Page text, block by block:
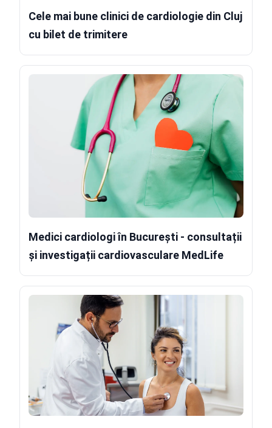
Cele mai bune clinici de cardiologie din Cluj
cu bilet de trimitere
Medici cardiologi în București - consultații
și investigații cardiovasculare MedLife